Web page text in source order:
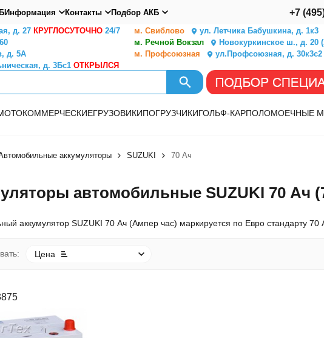
Информация Контакты Подбор АКБ +7
д. 27 КРУГЛОСУТОЧНО24/7 м. Свиблово ул. Летчика Бабушкина, д. 1к3
м. Речной Вокзал Новокуркинское ш., д. 20
д. 5А м. Профсоюзная ул.Профсоюзная, д. 30к3с2
д. 3Бс1 ОТКРЫЛСЯ
КОММЕРЧЕСКИЕГРУЗОВИКИПОГРУЗЧИКИГОЛЬФ-КАРПОЛОМОЕЧНЫЕ
аккумуляторы SUZUKI 70 Ач
автомобильные SUZUKI 70 Ач
аккумулятор SUZUKI 70 Ач (Ампер час) маркируется по Евро стандарту 70
Цена